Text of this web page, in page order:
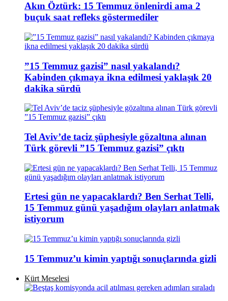
Akın Öztürk: 15 Temmuz önlenirdi ama 2
buçuk saat refleks göstermediler
”15 Temmuz gazisi” nasıl yakalandı?
Kabinden çıkmaya ikna edilmesi yaklaşık 20
dakika sürdü
Tel Aviv’de taciz şüphesiyle gözaltına alınan
Türk görevli ”15 Temmuz gazisi” çıktı
Ertesi gün ne yapacaklardı? Ben Serhat Telli,
15 Temmuz günü yaşadığım olayları anlatmak
istiyorum
15 Temmuz’u kimin yaptığı sonuçlarında gizli
Kürt Meselesi